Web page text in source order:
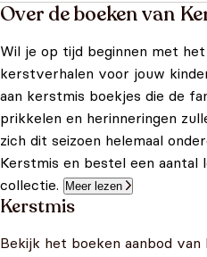
Over de boeken van
Wil je op tijd beginnen met
kerstverhalen voor jouw
aan kerstmis boekjes die de
prikkelen en herinneringen
zich dit seizoen helemaal
Kerstmis en bestel een aantal
collectie.
Meer lezen
Kerstmis
Bekijk het boeken aanbod van